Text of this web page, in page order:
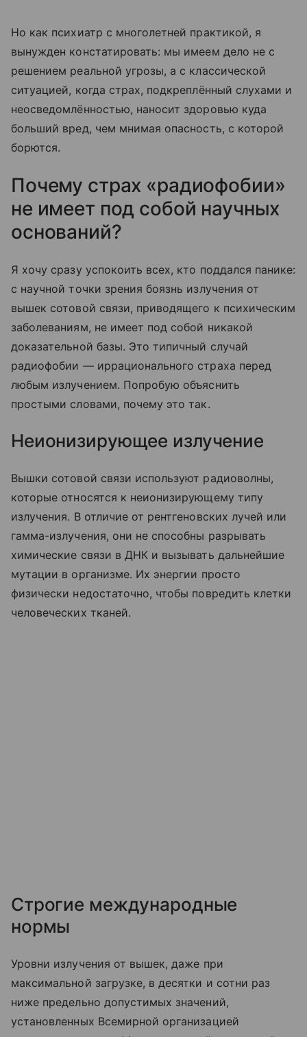
Но как психиатр с многолетней практикой, я
вынужден констатировать: мы имеем дело не с
решением реальной угрозы, а с классической
ситуацией, когда страх, подкреплённый слухами и
неосведомлённостью, наносит здоровью куда
больший вред, чем мнимая опасность, с которой
борются.
Почему страх «радиофобии»
не имеет под собой научных
оснований?
Я хочу сразу успокоить всех, кто поддался панике:
с научной точки зрения боязнь излучения от
вышек сотовой связи, приводящего к психическим
заболеваниям, не имеет под собой никакой
доказательной базы. Это типичный случай
радиофобии — иррационального страха перед
любым излучением. Попробую объяснить
простыми словами, почему это так.
Неионизирующее излучение
Вышки сотовой связи используют радиоволны,
которые относятся к неионизирующему типу
излучения. В отличие от рентгеновских лучей или
гамма-излучения, они не способны разрывать
химические связи в ДНК и вызывать дальнейшие
мутации в организме. Их энергии просто
физически недостаточно, чтобы повредить клетки
человеческих тканей.
Строгие международные
нормы
Уровни излучения от вышек, даже при
максимальной загрузке, в десятки и сотни раз
ниже предельно допустимых значений,
установленных Всемирной организацией